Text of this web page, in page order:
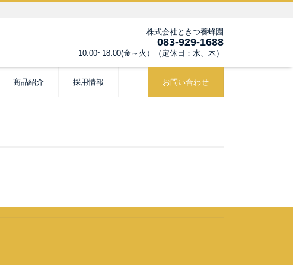
株式会社ときつ養蜂園
083-929-1688
10:00~18:00(金～火）（定休日：水、木）
商品紹介 採用情報 お問い合わせ